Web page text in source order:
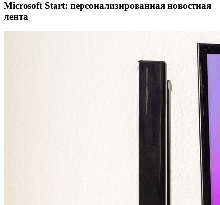
Microsoft Start: персонализированная новостная
лента